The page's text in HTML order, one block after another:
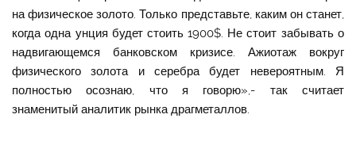
на физическое золото. Только представьте, каким он станет,
когда одна унция будет стоить 1900$. Не стоит забывать о
надвигающемся банковском кризисе. Ажиотаж вокруг
физического золота и серебра будет невероятным. Я
полностью осознаю, что я говорю»,- так считает
знаменитый аналитик рынка драгметаллов.